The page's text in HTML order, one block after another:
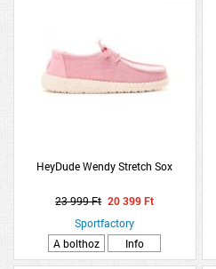
HeyDude Wendy Stretch Sox
23 999 Ft 20 399 Ft
Sportfactory
A bolthoz
Info